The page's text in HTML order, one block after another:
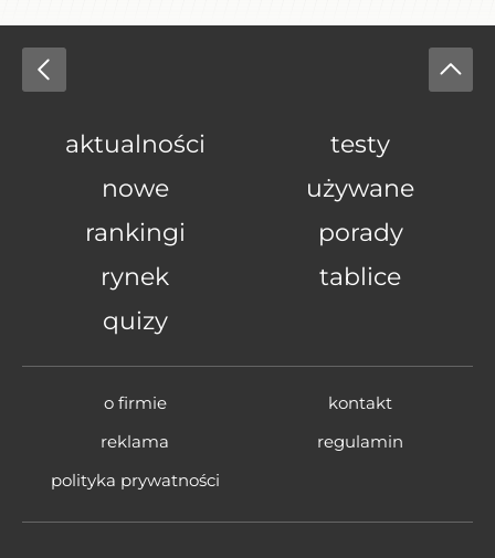
aktualności
testy
nowe
używane
rankingi
porady
rynek
tablice
quizy
o firmie
kontakt
reklama
regulamin
polityka prywatności